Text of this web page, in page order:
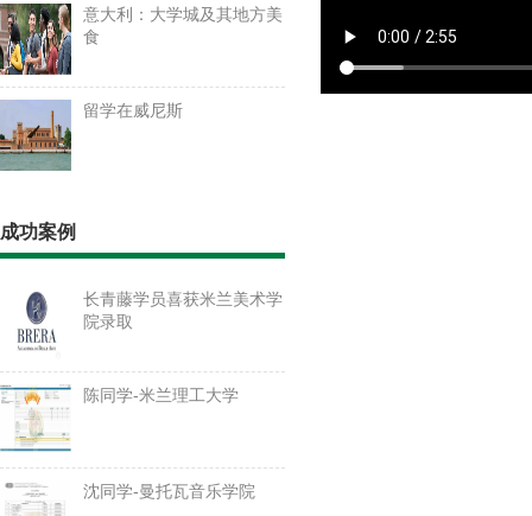
意大利：大学城及其地方美
食
留学在威尼斯
成功案例
长青藤学员喜获米兰美术学
院录取
陈同学-米兰理工大学
沈同学-曼托瓦音乐学院